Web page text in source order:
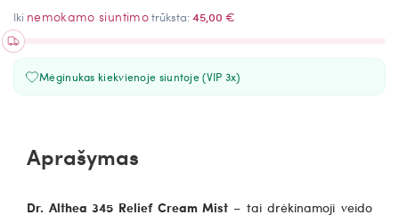
Iki nemokamo siuntimotrūksta:45,00 €
Mėginukas kiekvienoje siuntoje (VIP 3x)
Aprašymas
Dr. Althea 345 Relief Cream Mist – tai drėkinamoji veido